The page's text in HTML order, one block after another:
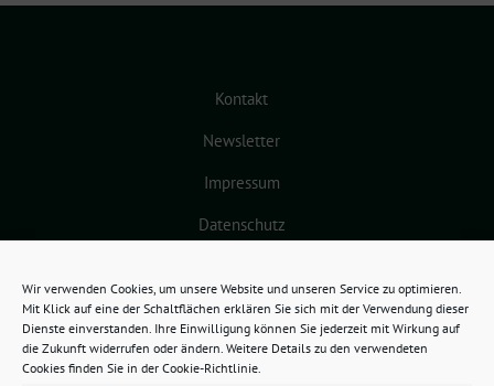
Wir verwenden Cookies, um unsere Website und unseren Service zu optimieren.
Mit Klick auf eine der Schaltflächen erklären Sie sich mit der Verwendung dieser
Dienste einverstanden. Ihre Einwilligung können Sie jederzeit mit Wirkung auf
die Zukunft widerrufen oder ändern. Weitere Details zu den verwendeten
Cookies finden Sie in der Cookie-Richtlinie.
Kontakt
Newsletter
Impressum
Datenschutz